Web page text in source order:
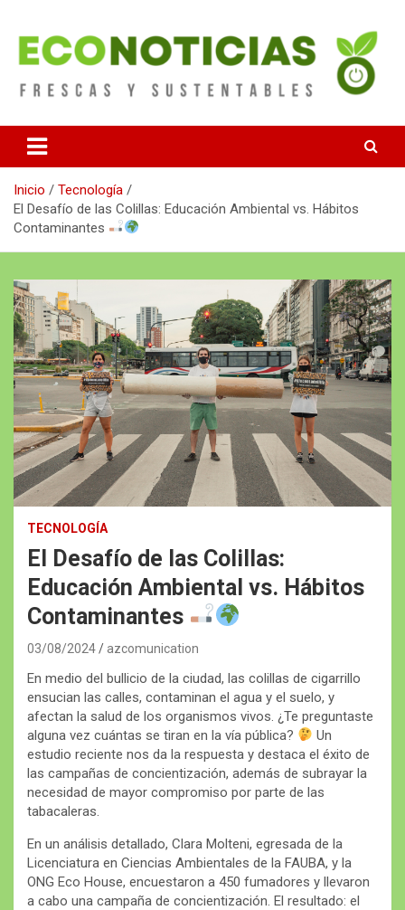
contenido
Econoticias
Inicio
Tecnología
El Desafío de las Colillas: Educación Ambiental vs. Hábitos
Contaminantes
TECNOLOGÍA
El Desafío de las Colillas:
Educación Ambiental vs. Hábitos
Contaminantes
03/08/2024 azcomunication
En medio del bullicio de la ciudad, las colillas de cigarrillo
ensucian las calles, contaminan el agua y el suelo, y
afectan la salud de los organismos vivos. ¿Te preguntaste
alguna vez cuántas se tiran en la vía pública?
Un
estudio reciente nos da la respuesta y destaca el éxito de
las campañas de concientización, además de subrayar la
necesidad de mayor compromiso por parte de las
tabacaleras.
En un análisis detallado, Clara Molteni, egresada de la
Licenciatura en Ciencias Ambientales de la FAUBA, y la
ONG Eco House, encuestaron a 450 fumadores y llevaron
a cabo una campaña de concientización. El resultado: el